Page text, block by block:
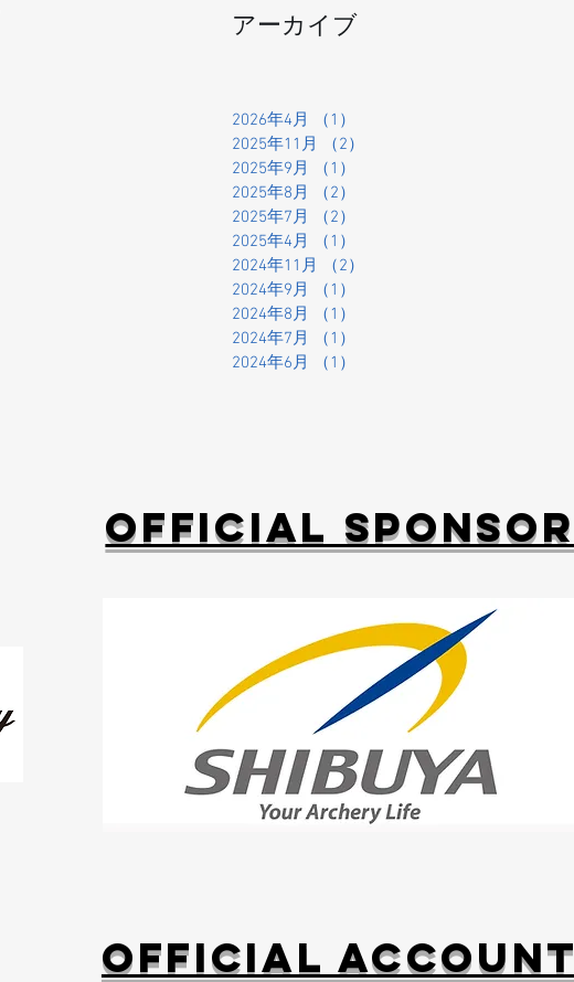
アーカイブ
2026年4月 （1）
2025年11月
（2）
2025年9月
（1）
2025年8月
（2）
2025年7月
（2）
2025年4月
（1）
2024年11月
（2）
2024年9月
（1）
2024年8月
（1）
2024年7月
（1）
2024年6月
（1）
official SPONSOR
official account